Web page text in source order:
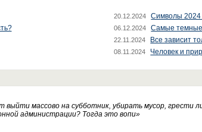
20.12.2024 Символы 2024
06.12.2024 Самые
22.11.2024 Все зависит
08.11.2024 Человек и
массово на субботник, убирать мусор, грести
администрации? Тогда это вопи»